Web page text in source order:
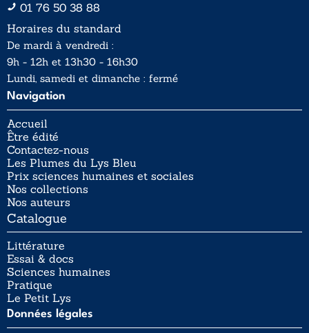
01 76 50 38 88
Horaires du standard
De mardi à vendredi :
9h - 12h et 13h30 - 16h30
Lundi, samedi et dimanche : fermé
Navigation
Accueil
Être édité
Contactez-nous
Les Plumes du Lys Bleu
Prix sciences humaines et sociales
Nos collections
Nos auteurs
Catalogue
Littérature
Essai & docs
Sciences humaines
Pratique
Le Petit Lys
Données légales